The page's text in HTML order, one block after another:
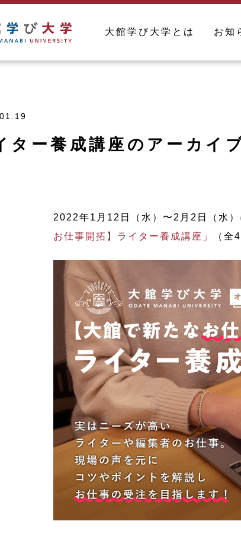
大館学び大学とは お知
ター養成講座のアーカイ
2022年1月12日（水）〜2月2日 （水
お仕事開拓】ライター養成講座」
（全